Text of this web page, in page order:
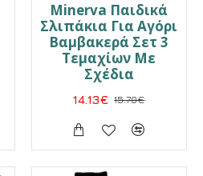
Minerva Παιδικά
Σλιπάκια Για Αγόρι
Βαμβακερά Σετ 3
Τεμαχίων Με
Σχέδια
14.13€ 15.70€